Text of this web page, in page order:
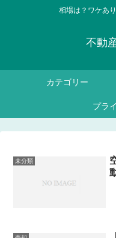
相場は？ワケあ
不動
カテゴリー
プラ
未分類